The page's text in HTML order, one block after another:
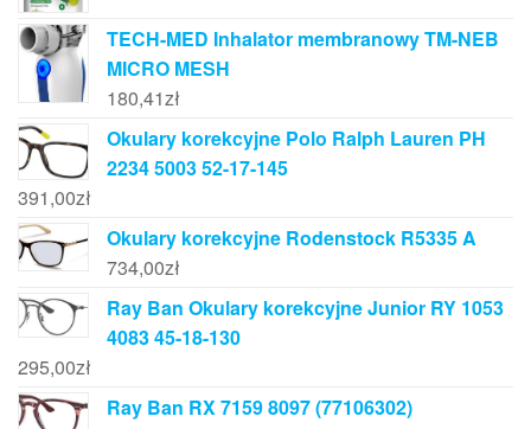
TECH-MED Inhalator membranowy TM-NEB
MICRO MESH
180,41zł
Okulary korekcyjne Polo Ralph Lauren PH
2234 5003 52-17-145
391,00zł
Okulary korekcyjne Rodenstock R5335 A
734,00zł
Ray Ban Okulary korekcyjne Junior RY 1053
4083 45-18-130
295,00zł
Ray Ban RX 7159 8097 (77106302)